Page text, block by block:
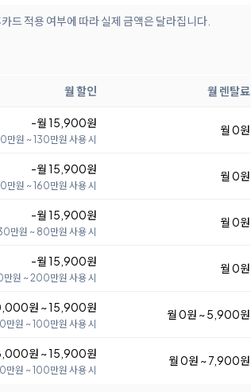
드 적용 여부에 따라 실제 금액은 달라집니다.
월 할인 월 렌탈료
-월 15,900원
만원 ~ 130만원 사용 시
월 0원
-월 15,900원
만원 ~ 160만원 사용 시
월 0원
-월 15,900원
만원 ~ 80만원 사용 시
월 0원
-월 15,900원
원 ~ 200만원 사용 시
월 0원
원 ~ 15,900원
만원 ~ 100만원 사용 시
월 0원 ~ 5,900원
원 ~ 15,900원
만원 ~ 100만원 사용 시
월 0원 ~ 7,900원